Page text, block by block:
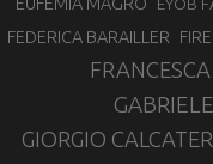
EYOB
FEDERICA BARAILLER
GIORGIO